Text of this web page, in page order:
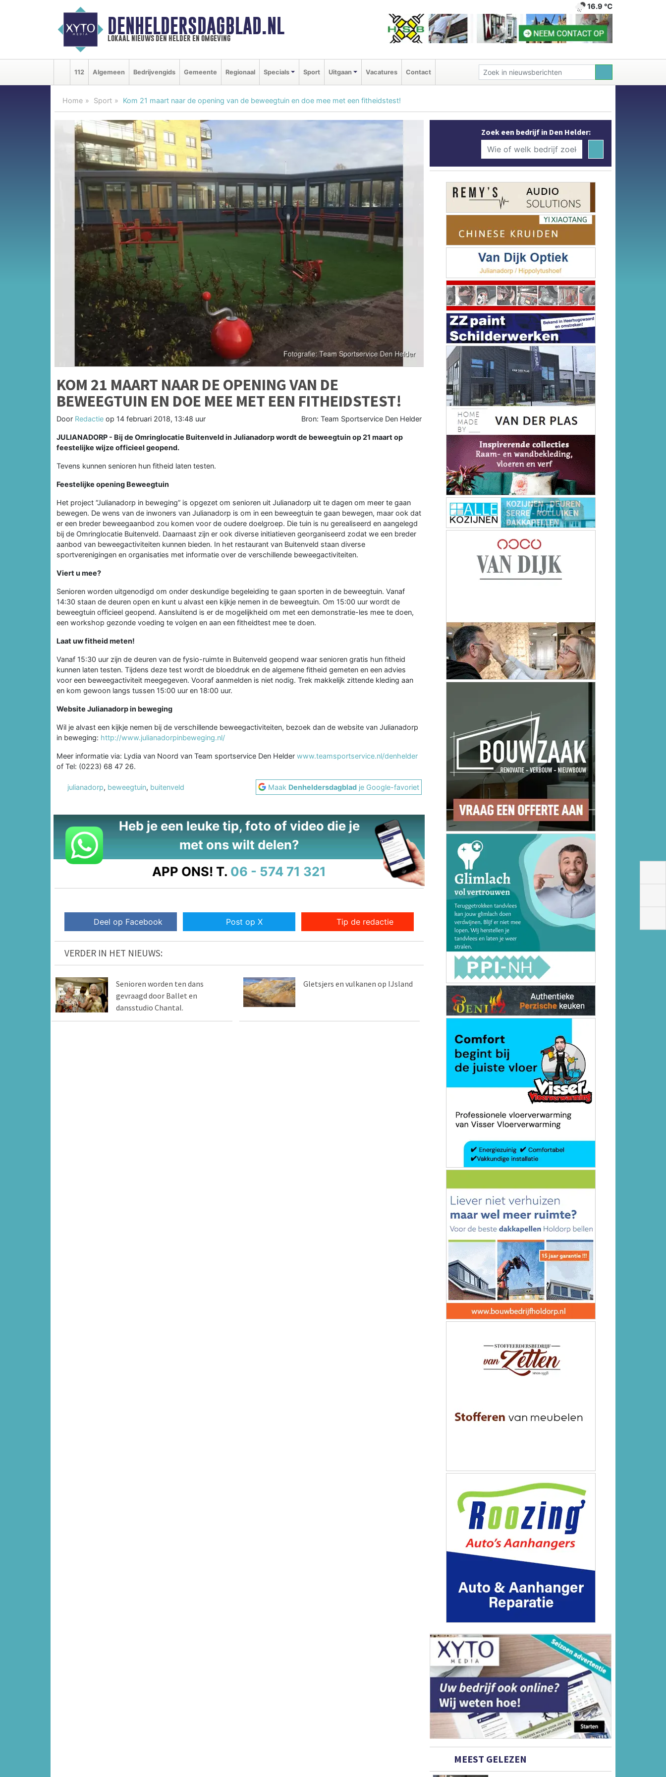
DENHELDERSDAGBLAD.NL
lokaal nieuws den helder en omgeving
16.9 ℃
112 Algemeen Bedrijvengids Gemeente Regionaal Specials Sport Uitgaan Vacatures Contact
Home Sport Kom 21 maart naar de opening van de beweegtuin en doe mee met een fitheidstest!
KOM 21 MAART NAAR DE OPENING VAN DE
BEWEEGTUIN EN DOE MEE MET EEN FITHEIDSTEST!
Door Redactie op 14 februari 2018, 13:48 uur Bron: Team Sportservice Den Helder
JULIANADORP - Bij de Omringlocatie Buitenveld in Julianadorp wordt de beweegtuin op 21 maart op
feestelijke wijze officieel geopend.
Tevens kunnen senioren hun fitheid laten testen.
Feestelijke opening Beweegtuin
Het project “Julianadorp in beweging” is opgezet om senioren uit Julianadorp uit te dagen om meer te gaan
bewegen. De wens van de inwoners van Julianadorp is om in een beweegtuin te gaan bewegen, maar ook dat
er een breder beweegaanbod zou komen voor de oudere doelgroep. Die tuin is nu gerealiseerd en aangelegd
bij de Omringlocatie Buitenveld. Daarnaast zijn er ook diverse initiatieven georganiseerd zodat we een breder
aanbod van beweegactiviteiten kunnen bieden. In het restaurant van Buitenveld staan diverse
sportverenigingen en organisaties met informatie over de verschillende beweegactiviteiten.
Viert u mee?
Senioren worden uitgenodigd om onder deskundige begeleiding te gaan sporten in de beweegtuin. Vanaf
14:30 staan de deuren open en kunt u alvast een kijkje nemen in de beweegtuin. Om 15:00 uur wordt de
beweegtuin officieel geopend. Aansluitend is er de mogelijkheid om met een demonstratie-les mee te doen,
een workshop gezonde voeding te volgen en aan een fitheidtest mee te doen.
Laat uw fitheid meten!
Vanaf 15:30 uur zijn de deuren van de fysio-ruimte in Buitenveld geopend waar senioren gratis hun fitheid
kunnen laten testen. Tijdens deze test wordt de bloeddruk en de algemene fitheid gemeten en een advies
voor een beweegactiviteit meegegeven. Vooraf aanmelden is niet nodig. Trek makkelijk zittende kleding aan
en kom gewoon langs tussen 15:00 uur en 18:00 uur.
Website Julianadorp in beweging
Wil je alvast een kijkje nemen bij de verschillende beweegactiviteiten, bezoek dan de website van Julianadorp
in beweging: http://www.julianadorpinbeweging.nl/
Meer informatie via: Lydia van Noord van Team sportservice Den Helder www.teamsportservice.nl/denhelder
of Tel: (0223) 68 47 26.
julianadorp, beweegtuin, buitenveld Maak Denheldersdagblad je Google-favoriet
Heb je een leuke tip, foto of video die je
met ons wilt delen?
APP ONS! T. 06 - 574 71 321
Deel op Facebook Post op X Tip de redactie
VERDER IN HET NIEUWS:
Senioren worden ten dans
gevraagd door Ballet en
dansstudio Chantal.
Gletsjers en vulkanen op IJsland
Zoek een bedrijf in Den Helder:
MEEST GELEZEN